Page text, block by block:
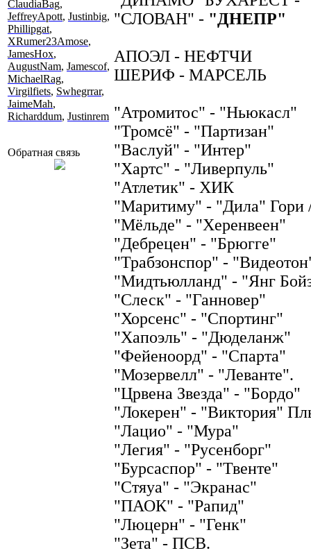
ClaudiaBag,
JeffreyApott, Justinbig,
Phillipgat,
XRumer23Amose,
JamesHox,
AugustNam, Jamescof,
MichaelRag,
Virgilfiets, Swhegrrar,
JaimeMah,
Richarddum, Justinrem
Обратная связь
"СЛОВАН" - "ДНЕПР"
АПОЭЛ - НЕФТЧИ
ШЕРИФ - МАРСЕЛЬ
"Атромитос" - "Ньюкасл"
"Тромсё" - "Партизан"
"Васлуй" - "Интер"
"Хартс" - "Ливерпуль"
"Атлетик" - ХИК
"Маритиму" - "Дила" Гори
"Мёльде" - "Херенвеен"
"Дебрецен" - "Брюгге"
"Трабзонспор" -
"Мидтьюлланд" - "Янг
"Слеск" - "Ганновер"
"Хорсенс" - "Спортинг"
"Хапоэль" - "Дюделанж"
"Фейеноорд" - "Спарта"
"Мозервелл" - "Леванте".
"Црвена Звезда" - "Бордо"
"Локерен" - "Виктория"
"Лацио" - "Мура"
"Легия" - "Русенборг"
"Бурсаспор" - "Твенте"
"Стяуа" - "Экранас"
"ПАОК" - "Рапид"
"Люцерн" - "Генк"
"Зета" - ПСВ.